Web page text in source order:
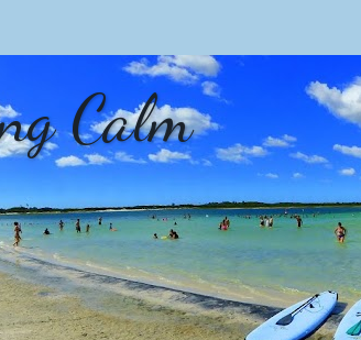
Calm